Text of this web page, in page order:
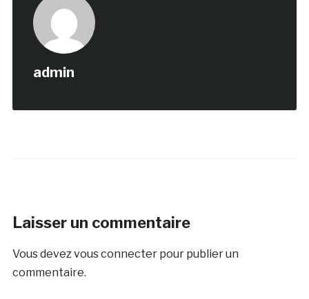
admin
Laisser un commentaire
Vous devezvous connecterpour publier un
commentaire.